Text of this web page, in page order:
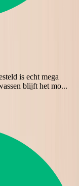
is echt mega
blijft het mo...